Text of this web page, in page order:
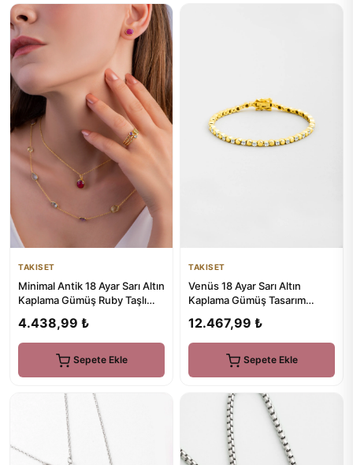
TAKISET
Minimal Antik 18 Ayar Sarı Altın
Kaplama Gümüş Ruby Taşlı
4.438,99 ₺
Sepete Ekle
TAKISET
Venüs 18 Ayar Sarı Altın
Kaplama Gümüş Tasarım
12.467,99 ₺
Sepete Ekle